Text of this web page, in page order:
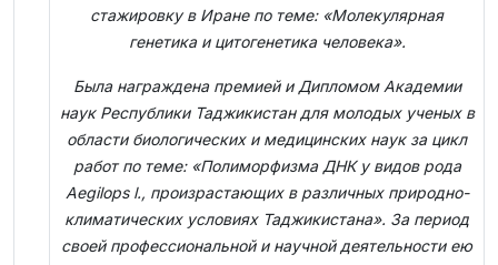
стажировку в Иране по теме: «Молекулярная
генетика и цитогенетика человека».
Была награждена премией и Дипломом Академии
наук Республики Таджикистан для молодых ученых в
области биологических и медицинских наук за цикл
работ по теме: «Полиморфизма ДНК у видов рода
Aegilops l., произрастающих в различных природно-
климатических условиях Таджикистана». За период
своей профессиональной и научной деятельности ею